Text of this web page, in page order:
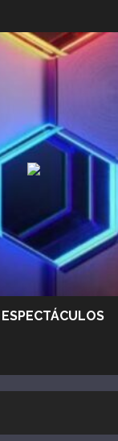
ESPECTÁCULOS